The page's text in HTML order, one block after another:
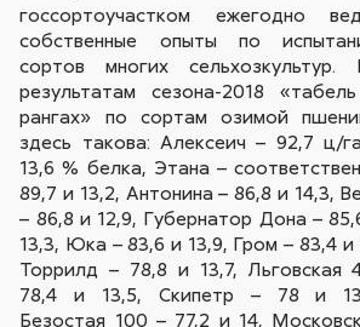
госсортоучастком ежегодно
собственные опыты по
сортов многих сельхозкультур.
результатам сезона-2018
рангах» по сортам озимой
здесь такова: Алексеич – 92,7 ц/
13,6 % белка, Этана –
89,7 и 13,2, Антонина – 86,8 и 14,3,
– 86,8 и 12,9, Губернатор Дона –
13,3, Юка – 83,6 и 13,9, Гром – 83,4 и
Торрилд – 78,8 и 13,7, Льговская
78,4 и 13,5, Скипетр – 78 и
Безостая 100 – 77,2 и 14,